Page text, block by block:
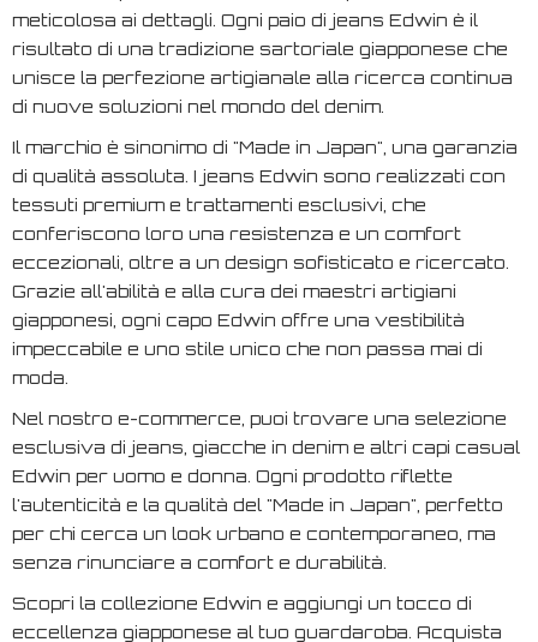
meticolosa ai dettagli. Ogni paio di jeans Edwin è il
risultato di una tradizione sartoriale giapponese che
unisce la perfezione artigianale alla ricerca continua
di nuove soluzioni nel mondo del denim.
Il marchio è sinonimo di "Made in Japan", una garanzia
di qualità assoluta. I jeans Edwin sono realizzati con
tessuti premium e trattamenti esclusivi, che
conferiscono loro una resistenza e un comfort
eccezionali, oltre a un design sofisticato e ricercato.
Grazie all'abilità e alla cura dei maestri artigiani
giapponesi, ogni capo Edwin offre una vestibilità
impeccabile e uno stile unico che non passa mai di
moda.
Nel nostro e-commerce, puoi trovare una selezione
esclusiva di jeans, giacche in denim e altri capi casual
Edwin per uomo e donna. Ogni prodotto riflette
l'autenticità e la qualità del "Made in Japan", perfetto
per chi cerca un look urbano e contemporaneo, ma
senza rinunciare a comfort e durabilità.
Scopri la collezione Edwin e aggiungi un tocco di
eccellenza giapponese al tuo guardaroba. Acquista